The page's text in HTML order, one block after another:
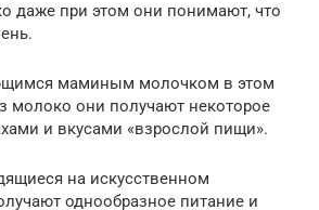
даже при этом они понимают, что
маминым молочком в этом
молоко они получают некоторое
и вкусами «взрослой пищи».
на искусственном
однообразное питание и